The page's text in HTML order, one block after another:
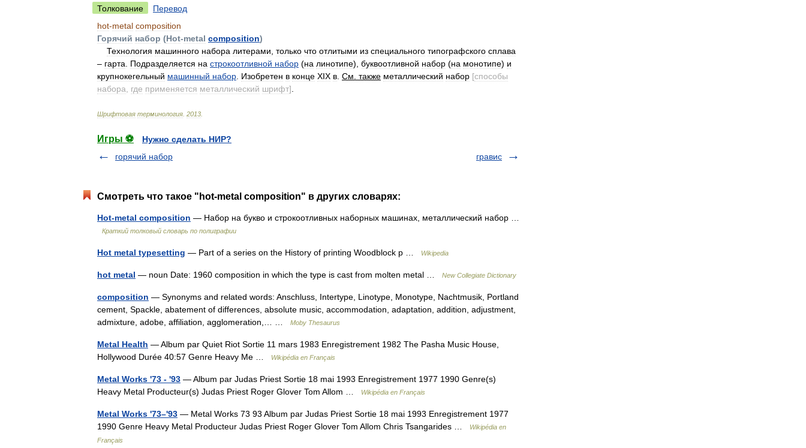
Толкование
Перевод
hot-metal composition
Горячий набор (Hot-metal composition)
Технология машинного набора литерами только что отлитыми из специального типографского сплава
– гарта Подразделяется на строкоотливной набор (на линотипе), буквоотливной набор (на монотипе) и
крупнокегельный машинный набор Изобретен в конце XIX в См также металлический набор [cпособы
набора
где применяется металлический шрифт]
Шрифтовая терминология 2013
Игры ⚽
Нужно сделать НИР?
горячий набор
гравис
Смотреть что такое "hot-metal composition" в других словарях:
Hot-metal composition — Набор на букво и строкоотливных наборных машинах, металлический набор …
Краткий толковый словарь по полиграфии
Hot metal typesetting — Part of a series on the History of printing Woodblock p … Wikipedia
hot metal — noun Date: 1960 composition in which the type is cast from molten metal … New Collegiate Dictionary
composition — Synonyms and related words: Anschluss, Intertype, Linotype, Monotype, Nachtmusik, Portland
cement, Spackle, abatement of differences, absolute music, accommodation, adaptation, addition, adjustment,
admixture, adobe, affiliation, agglomeration,… …
Moby Thesaurus
Metal Health — Album par Quiet Riot Sortie 11 mars 1983 Enregistrement 1982 The Pasha Music House,
Hollywood Durée 40:57 Genre Heavy Me …
Wikipédia en Français
Metal Works '73 - '93 — Album par Judas Priest Sortie 18 mai 1993 Enregistrement 1977 1990 Genre(s)
Heavy Metal Producteur(s) Judas Priest Roger Glover Tom Allom …
Wikipédia en Français
Metal Works '73–'93 — Metal Works 73 93 Album par Judas Priest Sortie 18 mai 1993 Enregistrement 1977
1990 Genre Heavy Metal Producteur Judas Priest Roger Glover Tom Allom Chris Tsangarides …
Wikipédia en
Français